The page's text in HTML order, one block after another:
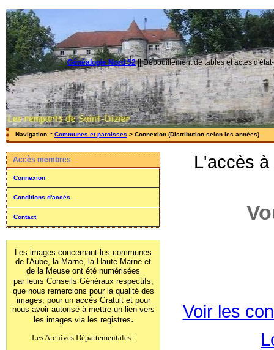
Généalogie Nord 52||Dépouillement de tables et actes
Navigation :: Communes et paroisses > Connexion (Distribution selon les années)
Accès membres
Connexion
Conditions d'accès
Contact
Les images concernant les communes
de l'Aube, la Marne, la Haute Marne et
de la Meuse ont été numérisées
par leurs Conseils Généraux respectifs,
que nous remercions pour la qualité des
images, pour un accès Gratuit et pour
nous avoir autorisé à mettre un lien vers
les images via les registres.
Les Archives Départementales :
L'accès
Voir les